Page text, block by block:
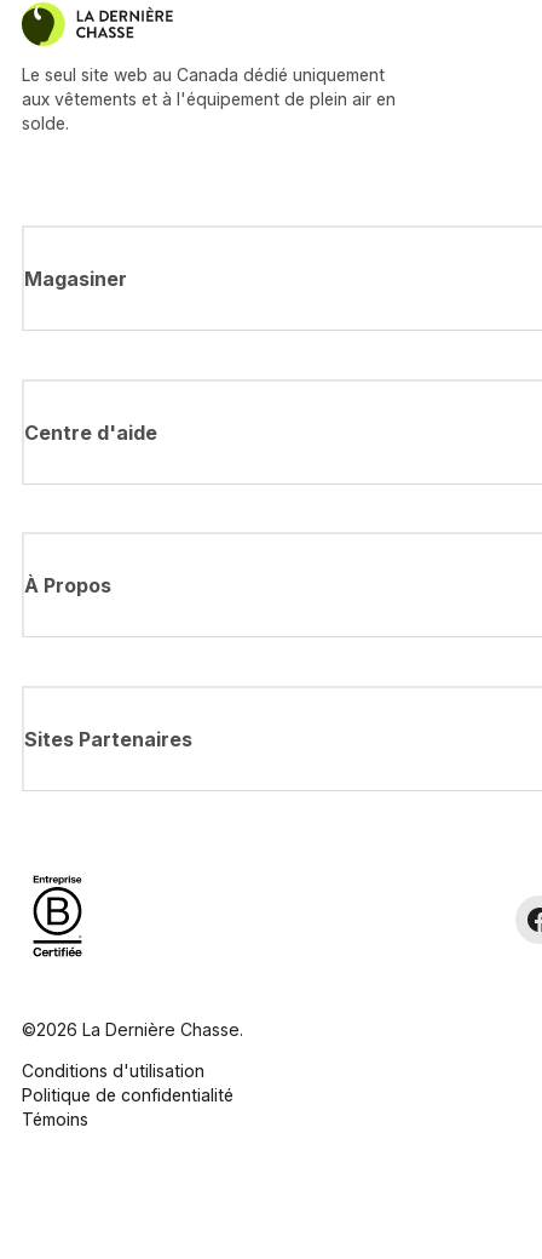
Le seul site web au Canada dédié uniquement
aux vêtements et à l'équipement de plein air en
solde.
Magasiner
Centre d'aide
À Propos
Sites Partenaires
©2026 La Dernière Chasse.
Conditions d'utilisation
Politique de confidentialité
Témoins